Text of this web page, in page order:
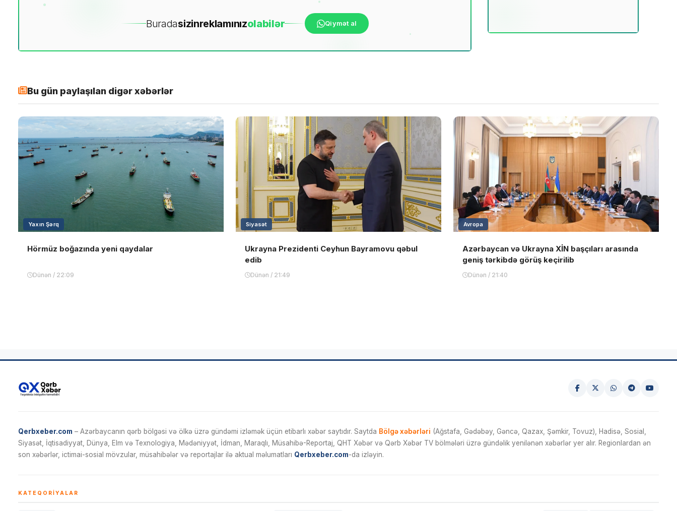
Buradasizinreklamınızolabilər Qiymət al
Bu gün paylaşılan digər xəbərlər
Yaxın Şərq
Hörmüz boğazında yeni qaydalar
Dünən / 22:09
Siyasət
Ukrayna Prezidenti Ceyhun Bayramovu qəbul
edib
Dünən / 21:49
Avropa
Azərbaycan və Ukrayna XİN başçıları arasında
geniş tərkibdə görüş keçirilib
Dünən / 21:40
Qerbxeber.com – Azərbaycanın qərb bölgəsi və ölkə üzrə gündəmi izləmək üçün etibarlı xəbər saytıdır. Saytda Bölgə xəbərləri (Ağstafa, Gədəbəy, Gəncə, Qazax, Şəmkir, Tovuz), Hadisə, Sosial,
Siyasət, İqtisadiyyat, Dünya, Elm və Texnologiya, Mədəniyyət, İdman, Maraqlı, Müsahibə-Reportaj, QHT Xəbər və Qərb Xəbər TV bölmələri üzrə gündəlik yenilənən xəbərlər yer alır. Regionlardan ən
son xəbərlər, ictimai-sosial mövzular, müsahibələr və reportajlar ilə aktual məlumatları Qerbxeber.com-da izləyin.
KATEQORIYALAR